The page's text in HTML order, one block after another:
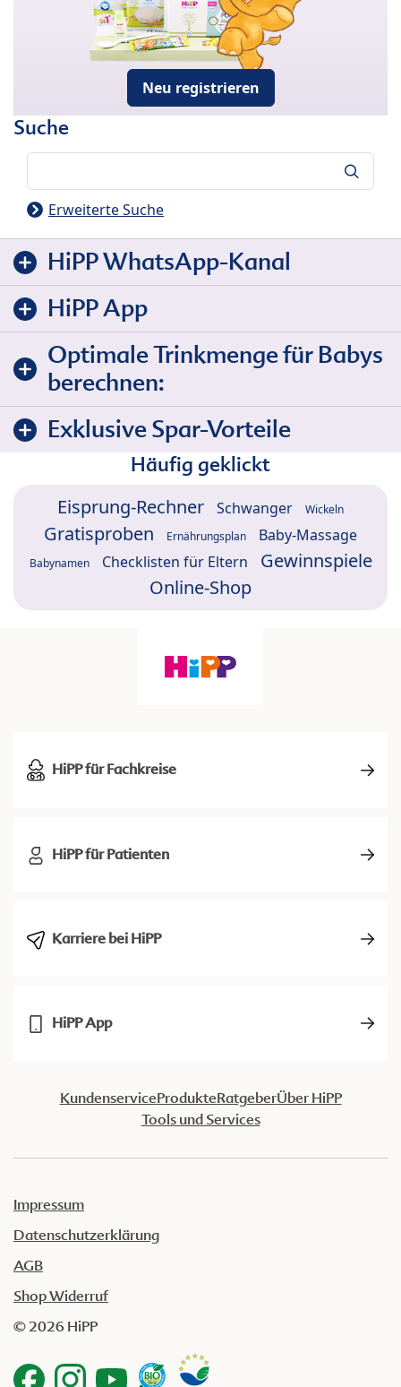
Neu registrieren
Suche
Erweiterte Suche
HiPP WhatsApp-Kanal
HiPP App
Optimale Trinkmenge für Babys
berechnen:
Exklusive Spar-Vorteile
Häufig geklickt
Eisprung-Rechner Schwanger Wickeln
Gratisproben Ernährungsplan Baby-Massage
Babynamen Checklisten für Eltern
Gewinnspiele
Online-Shop
HiPP für Fachkreise
HiPP für Patienten
Karriere bei HiPP
HiPP App
KundenserviceProdukteRatgeberÜber HiPP
Tools und Services
Impressum
Datenschutzerklärung
AGB
Shop Widerruf
© 2026 HiPP